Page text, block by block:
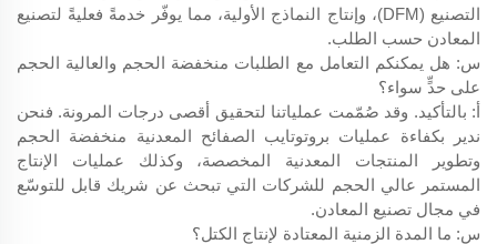
التصنيع (DFM)، وإنتاج النماذج الأولية، مما يوفّر خدمةً فعليةً لتصنيع
المعادن حسب الطلب.
س: هل يمكنكم التعامل مع الطلبات منخفضة الحجم والعالية الحجم
على حدٍّ سواء؟
أ: بالتأكيد. وقد صُمّمت عملياتنا لتحقيق أقصى درجات المرونة. فنحن
ندير بكفاءة عمليات بروتوتايب الصفائح المعدنية منخفضة الحجم
وتطوير المنتجات المعدنية المخصصة، وكذلك عمليات الإنتاج
المستمر عالي الحجم للشركات التي تبحث عن شريك قابل للتوسّع
في مجال تصنيع المعادن.
س: ما المدة الزمنية المعتادة لإنتاج الكتل؟